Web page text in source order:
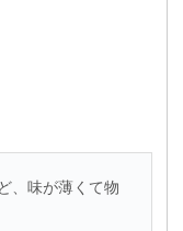
、味が薄くて物